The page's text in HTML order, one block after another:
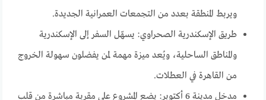
ويربط المنطقة بعدد من التجمعات العمرانية الجديدة.
طريق الإسكندرية الصحراوي: يسهّل السفر إلى الإسكندرية
والمناطق الساحلية، ويُعد ميزة مهمة لمن يفضلون سهولة الخروج
من القاهرة في العطلات.
مدخل مدينة 6 أكتوبر: يضع المشروع على مقربة مباشرة من قلب